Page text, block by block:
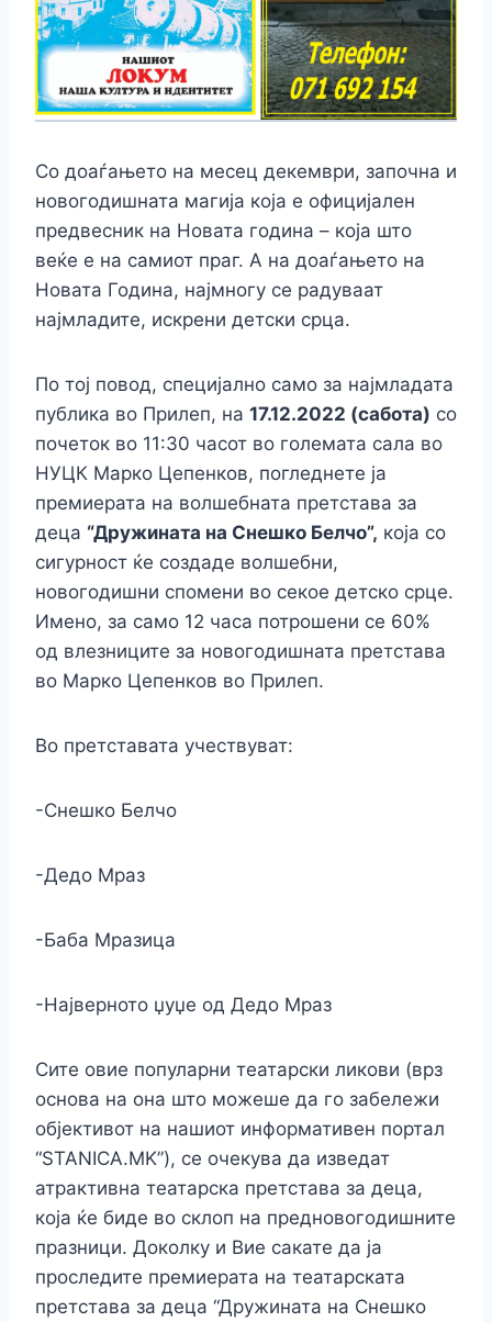
Со доаѓањето на месец декември, започна и
новогодишната магија која е официјален
предвесник на Новата година – која што
веќе е на самиот праг. А на доаѓањето на
Новата Година, најмногу се радуваат
најмладите, искрени детски срца.
По тој повод, специјално само за најмладата
публика во Прилеп, на 17.12.2022 (сабота) со
почеток во 11:30 часот во големата сала во
НУЦК Марко Цепенков, погледнете ја
премиерата на волшебната претстава за
деца “Дружината на Снешко Белчо”, која со
сигурност ќе создаде волшебни,
новогодишни спомени во секое детско срце.
Имено, за само 12 часа потрошени се 60%
од влезниците за новогодишната претстава
во Марко Цепенков во Прилеп.
Во претставата учествуват:
-Снешко Белчо
-Дедо Мраз
-Баба Мразица
-Најверното џуџе од Дедо Мраз
Сите овие популарни театарски ликови (врз
основа на она што можеше да го забележи
објективот на нашиот информативен портал
“STANICA.MK”), се очекува да изведат
атрактивна театарска претстава за деца,
која ќе биде во склоп на предновогодишните
празници. Доколку и Вие сакате да ја
проследите премиерата на театарската
претстава за деца “Дружината на Снешко